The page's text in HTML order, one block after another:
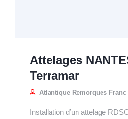
Attelages
Terramar
Atlantique Remorques Franc
Installation d’un attelage